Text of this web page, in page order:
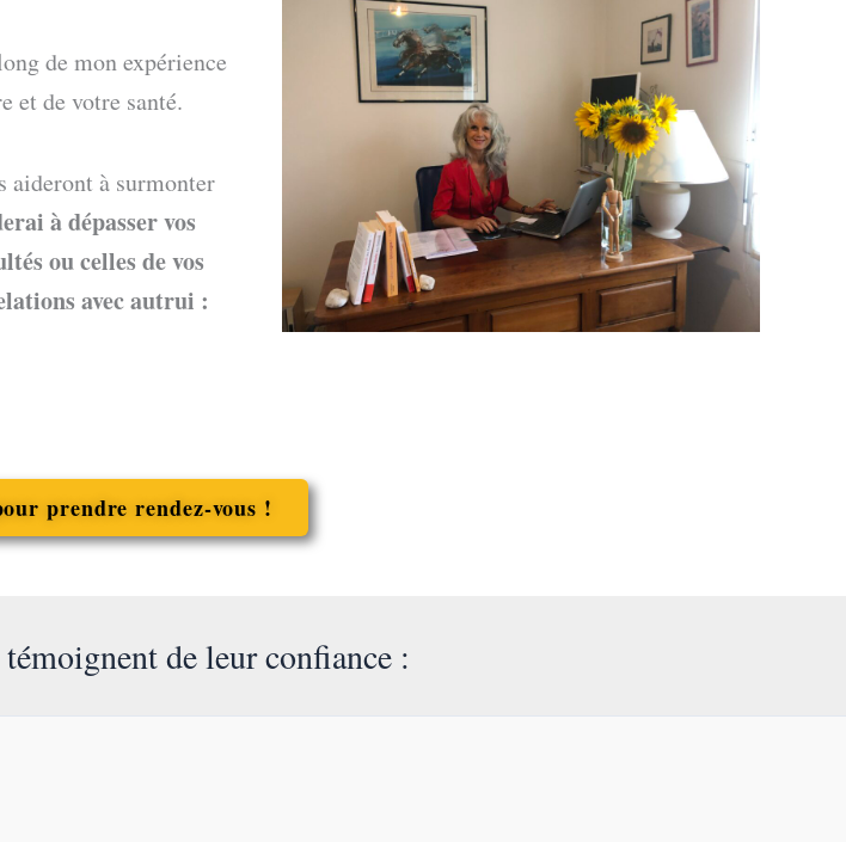
de mon expérience
et de votre santé.
aideront à surmonter
à dépasser vos
ou celles de vos
avec autrui :
prendre rendez-vous !
de leur confiance :